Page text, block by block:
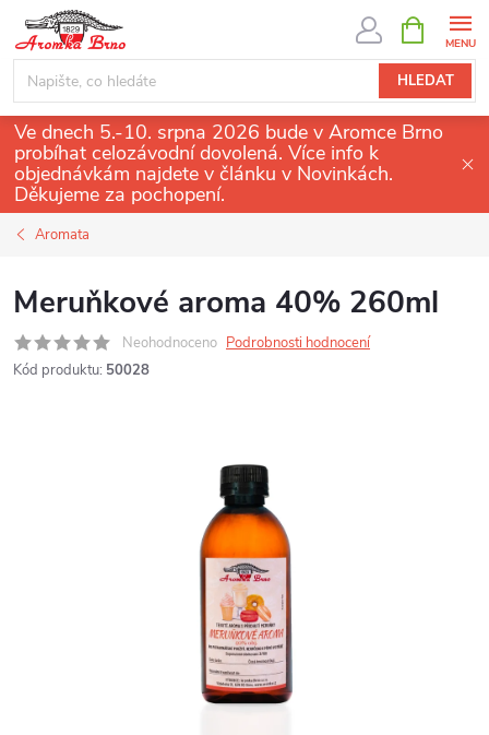
obsah
HLEDAT
NÁKUPNÍ
KOŠÍK
Ve dnech 5.-10. srpna 2026 bude v Aromce Brno
probíhat celozávodní dovolená. Více info k
objednávkám najdete v článku v Novinkách.
Děkujeme za pochopení.
Aromata
Meruňkové aroma 40% 260ml
Neohodnoceno Podrobnosti hodnocení
Kód produktu: 50028